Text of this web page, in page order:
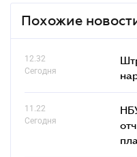
Похожие
12.32
Сегодня
11.22
Сегодня